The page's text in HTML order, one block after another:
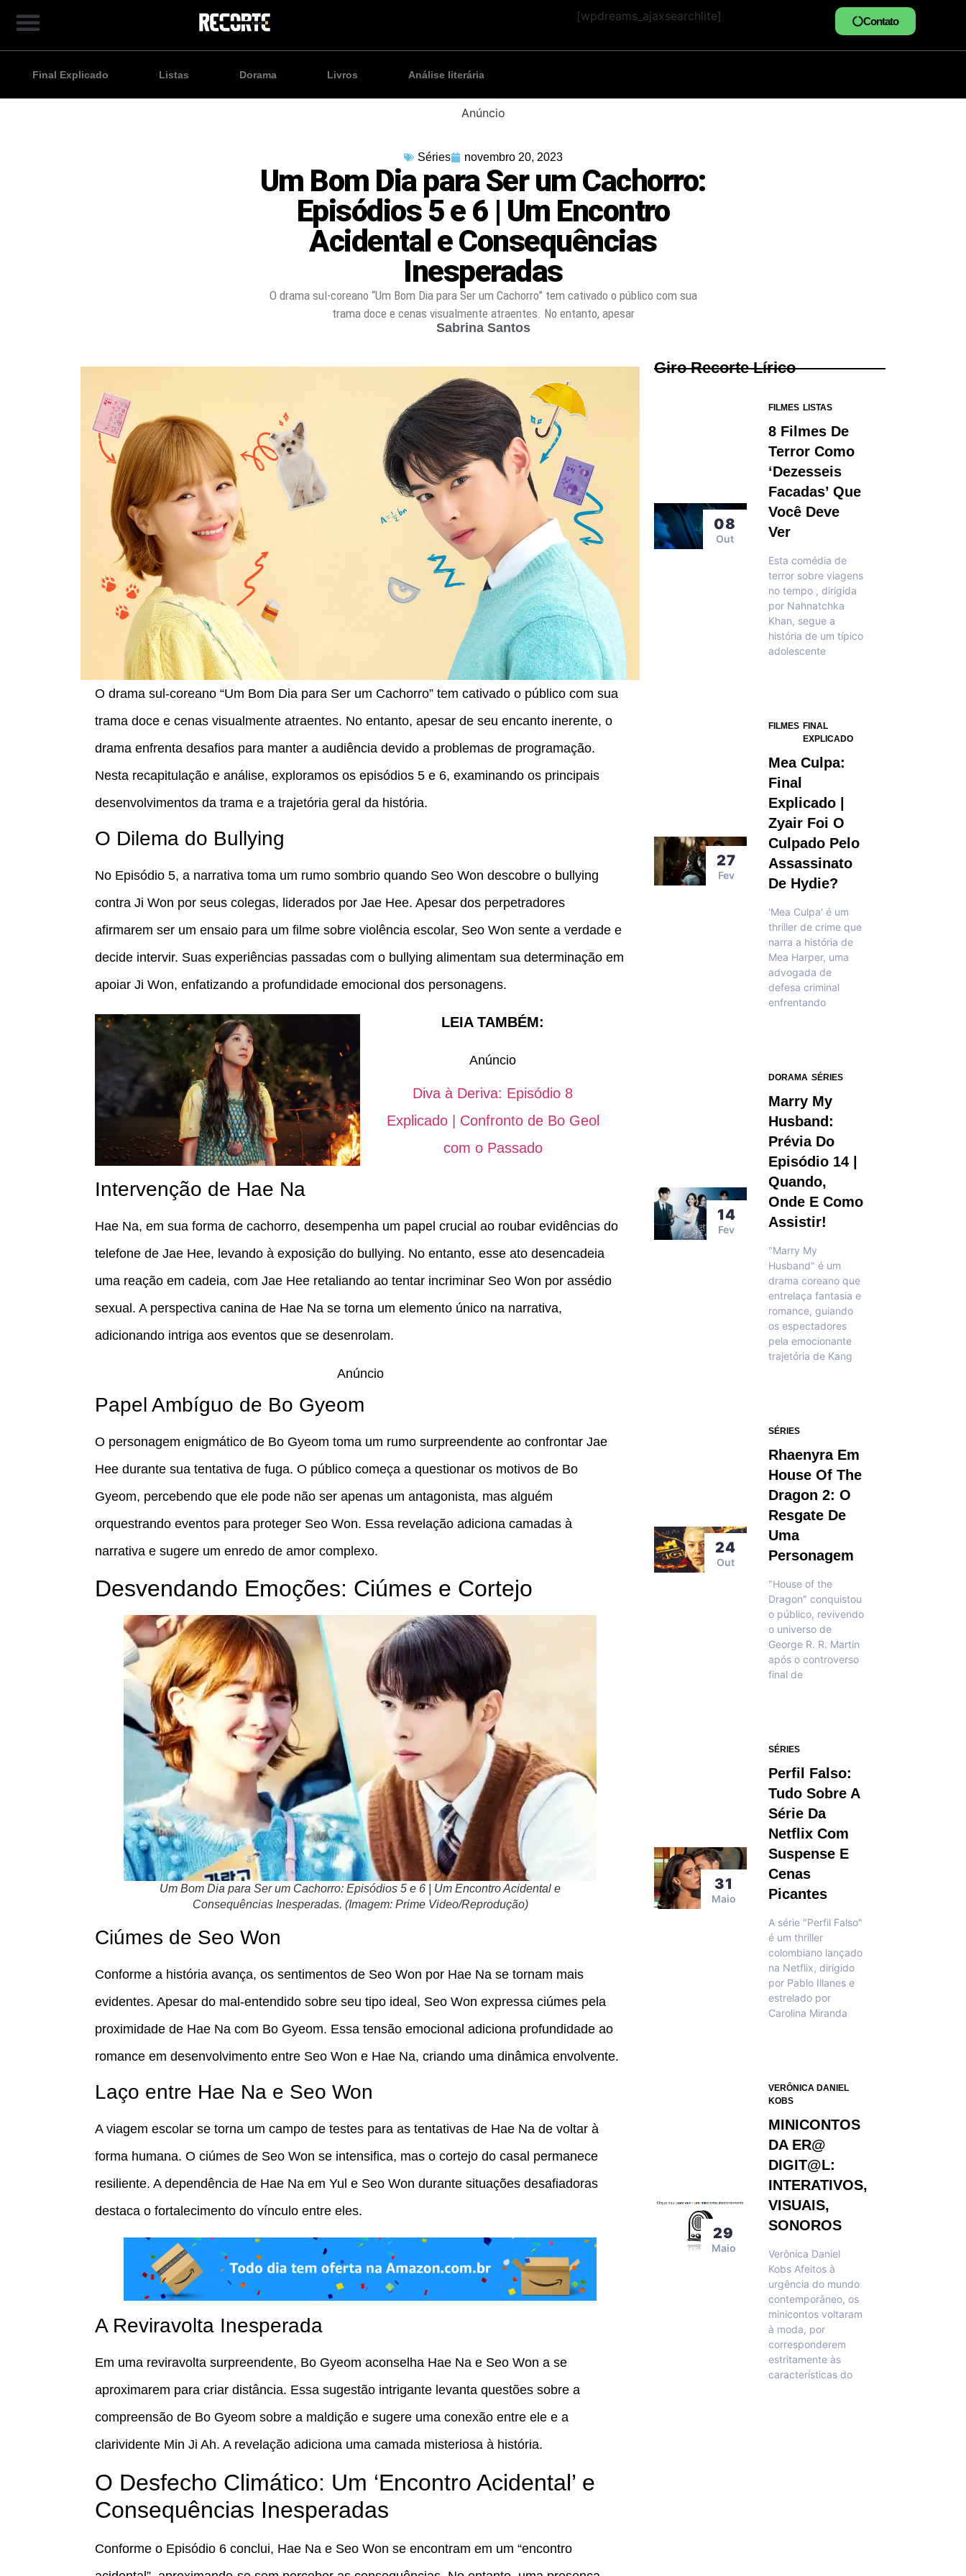
[wpdreams_ajaxsearchlite] Contato
Final Explicado Listas Dorama Livros Análise literária
Anúncio
Séries novembro 20, 2023
Um Bom Dia para Ser um Cachorro:
Episódios 5 e 6 | Um Encontro
Acidental e Consequências
Inesperadas
O drama sul-coreano “Um Bom Dia para Ser um Cachorro” tem cativado o público com sua
trama doce e cenas visualmente atraentes. No entanto, apesar
Sabrina Santos
O drama sul-coreano “Um Bom Dia para Ser um Cachorro” tem cativado o público com sua
trama doce e cenas visualmente atraentes. No entanto, apesar de seu encanto inerente, o
drama enfrenta desafios para manter a audiência devido a problemas de programação.
Nesta recapitulação e análise, exploramos os episódios 5 e 6, examinando os principais
desenvolvimentos da trama e a trajetória geral da história.
O Dilema do Bullying
No Episódio 5, a narrativa toma um rumo sombrio quando Seo Won descobre o bullying
contra Ji Won por seus colegas, liderados por Jae Hee. Apesar dos perpetradores
afirmarem ser um ensaio para um filme sobre violência escolar, Seo Won sente a verdade e
decide intervir. Suas experiências passadas com o bullying alimentam sua determinação em
apoiar Ji Won, enfatizando a profundidade emocional dos personagens.
LEIA TAMBÉM:
Anúncio
Diva à Deriva: Episódio 8
Explicado | Confronto de Bo Geol
com o Passado
Intervenção de Hae Na
Hae Na, em sua forma de cachorro, desempenha um papel crucial ao roubar evidências do
telefone de Jae Hee, levando à exposição do bullying. No entanto, esse ato desencadeia
uma reação em cadeia, com Jae Hee retaliando ao tentar incriminar Seo Won por assédio
sexual. A perspectiva canina de Hae Na se torna um elemento único na narrativa,
adicionando intriga aos eventos que se desenrolam.
Anúncio
Papel Ambíguo de Bo Gyeom
O personagem enigmático de Bo Gyeom toma um rumo surpreendente ao confrontar Jae
Hee durante sua tentativa de fuga. O público começa a questionar os motivos de Bo
Gyeom, percebendo que ele pode não ser apenas um antagonista, mas alguém
orquestrando eventos para proteger Seo Won. Essa revelação adiciona camadas à
narrativa e sugere um enredo de amor complexo.
Desvendando Emoções: Ciúmes e Cortejo
Um Bom Dia para Ser um Cachorro: Episódios 5 e 6 | Um Encontro Acidental e
Consequências Inesperadas. (Imagem: Prime Video/Reprodução)
Ciúmes de Seo Won
Conforme a história avança, os sentimentos de Seo Won por Hae Na se tornam mais
evidentes. Apesar do mal-entendido sobre seu tipo ideal, Seo Won expressa ciúmes pela
proximidade de Hae Na com Bo Gyeom. Essa tensão emocional adiciona profundidade ao
romance em desenvolvimento entre Seo Won e Hae Na, criando uma dinâmica envolvente.
Laço entre Hae Na e Seo Won
A viagem escolar se torna um campo de testes para as tentativas de Hae Na de voltar à
forma humana. O ciúmes de Seo Won se intensifica, mas o cortejo do casal permanece
resiliente. A dependência de Hae Na em Yul e Seo Won durante situações desafiadoras
destaca o fortalecimento do vínculo entre eles.
A Reviravolta Inesperada
Em uma reviravolta surpreendente, Bo Gyeom aconselha Hae Na e Seo Won a se
aproximarem para criar distância. Essa sugestão intrigante levanta questões sobre a
compreensão de Bo Gyeom sobre a maldição e sugere uma conexão entre ele e a
clarividente Min Ji Ah. A revelação adiciona uma camada misteriosa à história.
O Desfecho Climático: Um ‘Encontro Acidental’ e
Consequências Inesperadas
Conforme o Episódio 6 conclui, Hae Na e Seo Won se encontram em um “encontro
Giro Recorte Lírico
08
Out
FILMES LISTAS
8 Filmes De
Terror Como
‘Dezesseis
Facadas’ Que
Você Deve
Ver
Esta comédia de
terror sobre viagens
no tempo , dirigida
por Nahnatchka
Khan, segue a
história de um típico
adolescente
27
Fev
FILMES FINAL
EXPLICADO
Mea Culpa:
Final
Explicado |
Zyair Foi O
Culpado Pelo
Assassinato
De Hydie?
'Mea Culpa' é um
thriller de crime que
narra a história de
Mea Harper, uma
advogada de
defesa criminal
enfrentando
14
Fev
DORAMA SÉRIES
Marry My
Husband:
Prévia Do
Episódio 14 |
Quando,
Onde E Como
Assistir!
"Marry My
Husband" é um
drama coreano que
entrelaça fantasia e
romance, guiando
os espectadores
pela emocionante
trajetória de Kang
24
Out
SÉRIES
Rhaenyra Em
House Of The
Dragon 2: O
Resgate De
Uma
Personagem
"House of the
Dragon" conquistou
o público, revivendo
o universo de
George R. R. Martin
após o controverso
final de
31
Maio
SÉRIES
Perfil Falso:
Tudo Sobre A
Série Da
Netflix Com
Suspense E
Cenas
Picantes
A série "Perfil Falso"
é um thriller
colombiano lançado
na Netflix, dirigido
por Pablo Illanes e
estrelado por
Carolina Miranda
29
Maio
VERÔNICA DANIEL
KOBS
MINICONTOS
DA ER@
DIGIT@L:
INTERATIVOS,
VISUAIS,
SONOROS
Verônica Daniel
Kobs Afeitos à
urgência do mundo
contemporâneo, os
minicontos voltaram
à moda, por
corresponderem
estritamente às
características do